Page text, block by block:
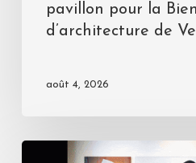
pavillon pour la
d’architecture de
août 4, 2026